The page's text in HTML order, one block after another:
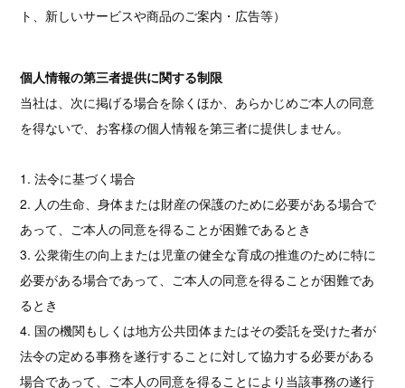
ト、新しいサービスや商品のご案内・広告等）
個人情報の第三者提供に関する制限
当社は、次に掲げる場合を除くほか、あらかじめご本人の同意
を得ないで、お客様の個人情報を第三者に提供しません。
1. 法令に基づく場合
2. 人の生命、身体または財産の保護のために必要がある場合で
あって、ご本人の同意を得ることが困難であるとき
3. 公衆衛生の向上または児童の健全な育成の推進のために特に
必要がある場合であって、ご本人の同意を得ることが困難であ
るとき
4. 国の機関もしくは地方公共団体またはその委託を受けた者が
法令の定める事務を遂行することに対して協力する必要がある
場合であって、ご本人の同意を得ることにより当該事務の遂行